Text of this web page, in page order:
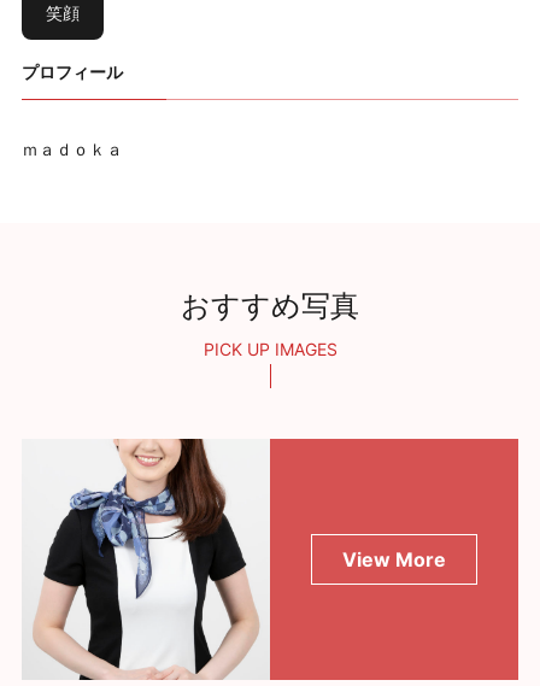
笑顔
プロフィール
ｍａｄｏｋａ
おすすめ写真
PICK UP IMAGES
View More